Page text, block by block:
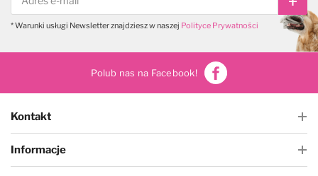
* Warunki usługi Newsletter znajdziesz w naszej Polityce Prywatności
Polub nas na Facebook!
Kontakt
Informacje